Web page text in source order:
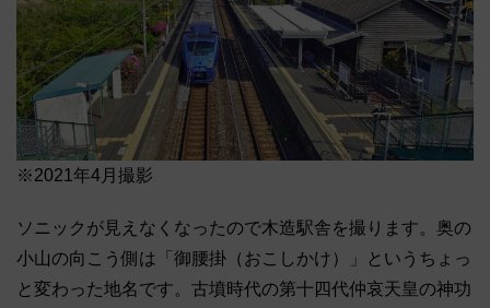
※2021年4月撮影
ソニックが見えなくなったので木造駅舎を撮ります。奥の
小山の向こう側は「御腰掛（おこしかけ）」というちょっ
と変わった地名です。古墳時代の第十四代仲哀天皇の神功